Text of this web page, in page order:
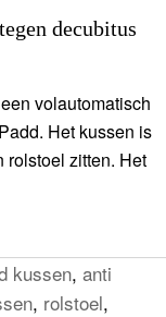
decubitus
volautomatisch
Het kussen is
rolstoel zitten. Het
kussen, anti
, rolstoel,